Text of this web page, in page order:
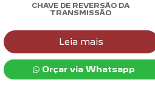
CHAVE DE REVERSÃO DA
TRANSMISSÃO
Leia mais
Orçar via Whatsapp